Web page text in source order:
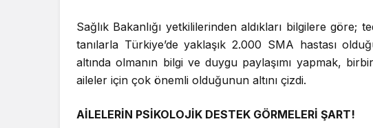
Sağlık Bakanlığı yetkililerinden aldıkları bilgilere
tanılarla Türkiye’de yaklaşık 2.000 SMA hastası
altında olmanın bilgi ve duygu paylaşımı yapmak,
aileler için çok önemli olduğunun altını çizdi.
AİLELERİN PSİKOLOJİK DESTEK GÖRMELERİ ŞART!